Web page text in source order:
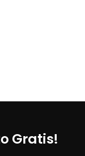
Gratis!